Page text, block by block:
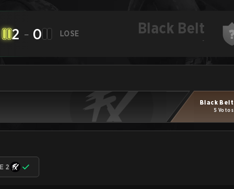
2 - 0 LOSE Black Belt
-
Black Belt
5 Votos
2